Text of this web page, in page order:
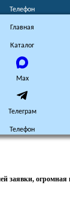
Телефон
Главная
Каталог
Max
Телеграм
Телефон
заявки, огромная